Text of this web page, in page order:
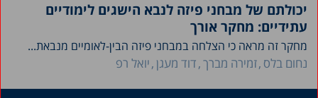
יכולתם של מבחני פיזה לנבא הישגים לימודיים
עתידיים: מחקר אורך
מחקר זה מראה כי הצלחה במבחני פיזה הבין-לאומיים מנבאת...
נחום בלס זמירה מברך דוד מעגן יואל רפ